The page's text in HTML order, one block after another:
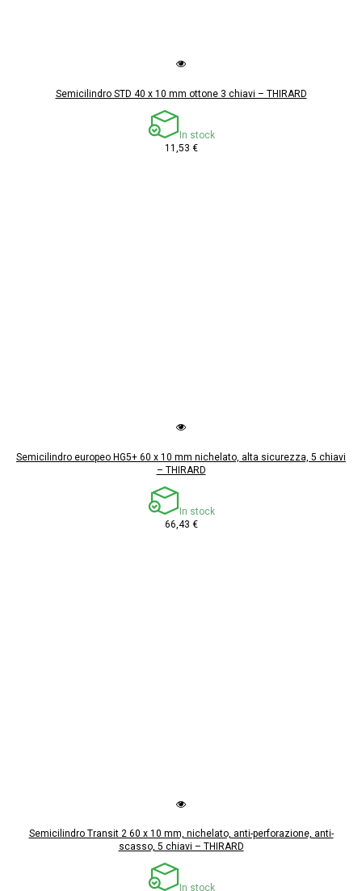
Semicilindro STD 40 x 10 mm ottone 3 chiavi – THIRARD
In stock
11,53 €
Semicilindro europeo HG5+ 60 x 10 mm nichelato, alta sicurezza, 5 chiavi
– THIRARD
In stock
66,43 €
Semicilindro Transit 2 60 x 10 mm, nichelato, anti-perforazione, anti-
scasso, 5 chiavi – THIRARD
In stock